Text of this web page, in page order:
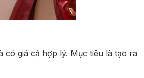
giá cả hợp lý. Mục tiêu là tạo ra